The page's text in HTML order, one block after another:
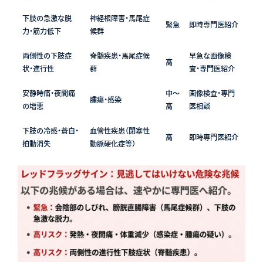
下肢の急激な脱
力・筋力低下
神経根障害・馬尾症
候群
緊急 即時専門医紹介
両側性の下肢症
状・進行性
脊髄疾患・馬尾症候
群
高
早急な画像検
査・専門医紹介
安静時痛・夜間痛
の増悪
腫瘍・感染
中〜
高
画像検査・専門
医相談
下肢の冷感・蒼白・
拍動消失
血管性疾患（閉塞性
動脈硬化症等）
高 即時専門医紹介